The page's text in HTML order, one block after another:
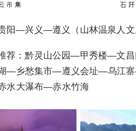
阳—兴义—遵义（山林温泉人文
荐：黔灵山公园—甲秀楼—文
—乡愁集市—遵义会址—乌江
水大瀑布—赤水竹海